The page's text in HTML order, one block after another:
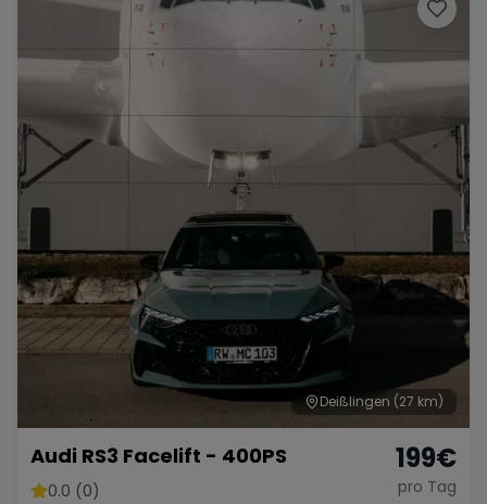
Deißlingen (27 km)
Audi RS3 Facelift - 400PS
0.0 (0)
199€
pro Tag